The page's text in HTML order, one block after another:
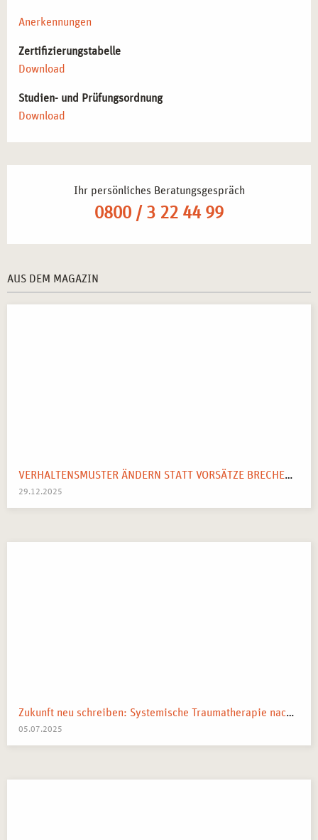
Anerkennungen
Zertifizierungstabelle
Download
Studien- und Prüfungsordnung
Download
Ihr persönliches Beratungsgespräch
0800 / 3 22 44 99
AUS DEM MAGAZIN
VERHALTENSMUSTER ÄNDERN STATT VORSÄTZE BRECHEN: IHR SYSTEMISCHER WEGWEISER FÜR 2026
29.12.2025
Zukunft neu schreiben: Systemische Traumatherapie nach kollektiven Schocks
05.07.2025